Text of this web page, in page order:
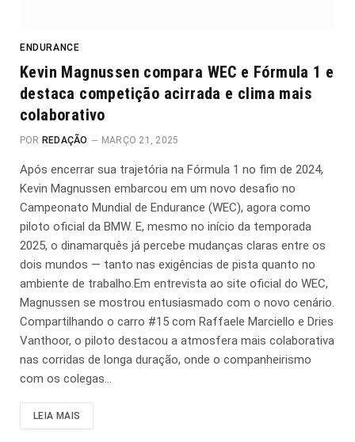
ENDURANCE
Kevin Magnussen compara WEC e Fórmula 1 e
destaca competição acirrada e clima mais
colaborativo
POR REDAÇÃO MARÇO 21, 2025
Após encerrar sua trajetória na Fórmula 1 no fim de 2024,
Kevin Magnussen embarcou em um novo desafio no
Campeonato Mundial de Endurance (WEC), agora como
piloto oficial da BMW. E, mesmo no início da temporada
2025, o dinamarquês já percebe mudanças claras entre os
dois mundos — tanto nas exigências de pista quanto no
ambiente de trabalho.Em entrevista ao site oficial do WEC,
Magnussen se mostrou entusiasmado com o novo cenário.
Compartilhando o carro #15 com Raffaele Marciello e Dries
Vanthoor, o piloto destacou a atmosfera mais colaborativa
nas corridas de longa duração, onde o companheirismo
com os colegas…
LEIA MAIS